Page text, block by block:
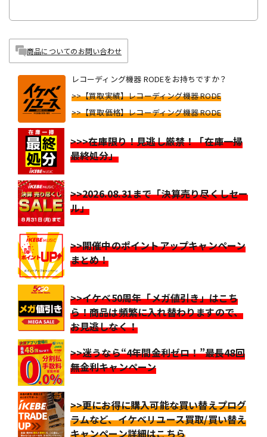
商品についてのお問い合わせ
レコーディング機器 RODEをお持ちですか？
>>【買取実績】レコーディング機器 RODE
>>【買取価格】レコーディング機器 RODE
>>>在庫限り！見逃し厳禁！「在庫一掃
最終処分」
>>2026.08.31まで「決算売り尽くしセー
ル」
>>開催中のポイントアップキャンペーン
まとめ！
>>イケベ50周年「メガ値引き」はこち
ら！商品は頻繁に入れ替わりますので、
お見逃しなく！
>>迷うなら“4年間金利ゼロ！”最長48回
無金利キャンペーン
>>更にお得に購入可能な買い替えプログ
ラムなど、イケベリユース買取/買い替え
キャンペーン詳細はこちら